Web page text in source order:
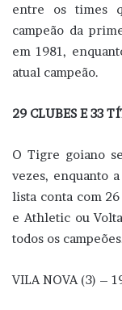
entre os times
campeão da
em 1981,
atual campeão.
29 CLUBES E 33
O Tigre goiano
vezes, enquanto
lista conta com
e Athletic ou
todos os
VILA NOVA (3) –